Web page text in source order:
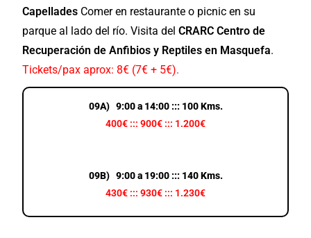
Capellades Comer en restaurante o picnic en su
parque al lado del río. Visita delCRARC Centro de
Recuperación de Anfibios y Reptiles en Masquefa.
Tickets/pax aprox: 8€ (7€ + 5€).
09A) 9:00 a 14:00 ::: 100 Kms.
400€ ::: 900€ ::: 1.200€
09B) 9:00 a 19:00 ::: 140 Kms.
430€ ::: 930€ ::: 1.230€